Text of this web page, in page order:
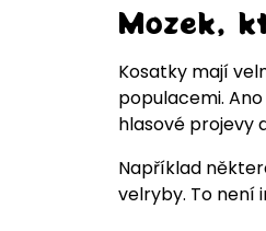
Mozek,
Kosatky mají
populacemi.
hlasové projevy
Například
velryby. To není